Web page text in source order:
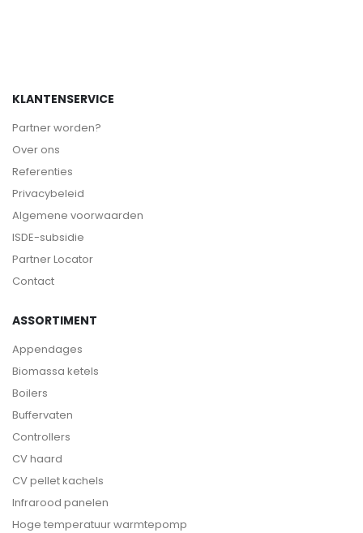
KLANTENSERVICE
Partner worden?
Over ons
Referenties
Privacybeleid
Algemene voorwaarden
ISDE-subsidie
Partner Locator
Contact
ASSORTIMENT
Appendages
Biomassa ketels
Boilers
Buffervaten
Controllers
CV haard
CV pellet kachels
Infrarood panelen
Hoge temperatuur warmtepomp